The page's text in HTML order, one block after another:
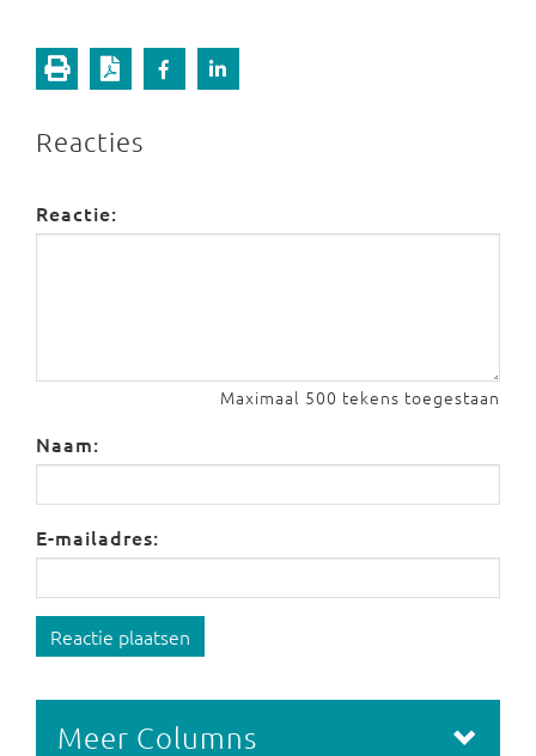
Reacties
Reactie:
Maximaal 500 tekens toegestaan
Naam:
E-mailadres:
Reactie plaatsen
Meer Columns